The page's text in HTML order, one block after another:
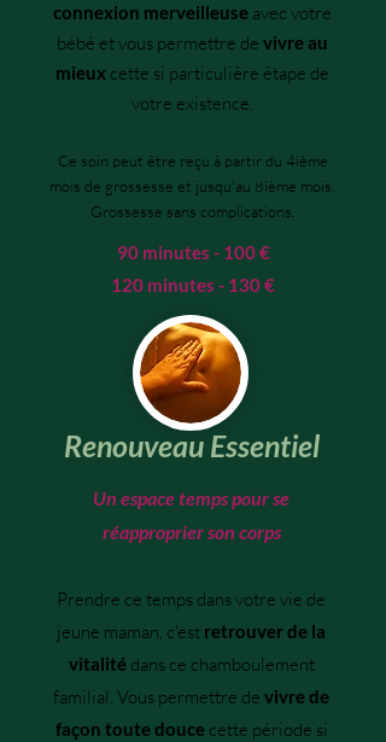
connexion merveilleuse avec votre
bébé et vous permettre de vivre au
mieux cette si particulière étape de
votre existence.
Ce soin peut être reçu à partir du 4ième
mois de grossesse et jusqu'au 8ième mois.
Grossesse sans complications.
90 minutes - 100 €
120 minutes - 130 €
Renouveau Essentiel
Un espace temps pour se
réapproprier son corps
Prendre ce temps dans votre vie de
jeune maman, c'est retrouver de la
vitalitédans ce chamboulement
familial. Vous permettre de vivre de
façon toute doucecette période si